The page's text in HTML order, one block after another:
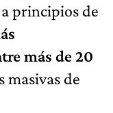
principios de
más de 20
masivas de